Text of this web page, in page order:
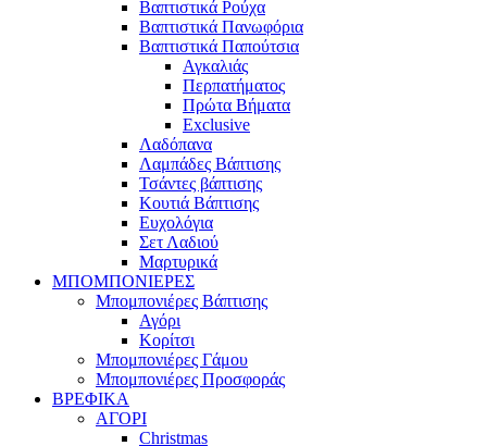
Βαπτιστικά Ρούχα
Βαπτιστικά Πανωφόρια
Βαπτιστικά Παπούτσια
Αγκαλιάς
Περπατήματος
Πρώτα Βήματα
Exclusive
Λαδόπανα
Λαμπάδες Βάπτισης
Τσάντες βάπτισης
Κουτιά Βάπτισης
Ευχολόγια
Σετ Λαδιού
Μαρτυρικά
ΜΠΟΜΠΟΝΙΕΡΕΣ
Μπομπονιέρες Βάπτισης
Αγόρι
Κορίτσι
Μπομπονιέρες Γάμου
Μπομπονιέρες Προσφοράς
ΒΡΕΦΙΚΑ
ΑΓΟΡΙ
Christmas